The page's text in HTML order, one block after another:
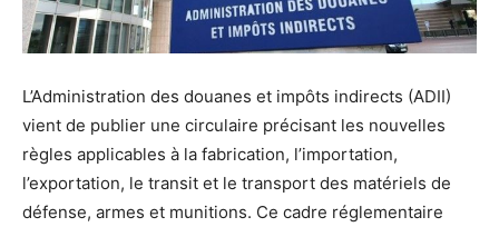
L’Administration des douanes et impôts indirects (ADII)
vient de publier une circulaire précisant les nouvelles
règles applicables à la fabrication, l’importation,
l’exportation, le transit et le transport des matériels de
défense, armes et munitions. Ce cadre réglementaire